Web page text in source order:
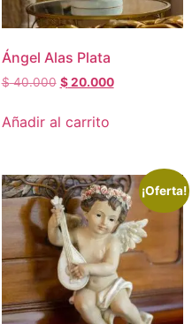
Ángel Alas Plata
$40.000 $20.000
Añadir al carrito
¡Oferta!